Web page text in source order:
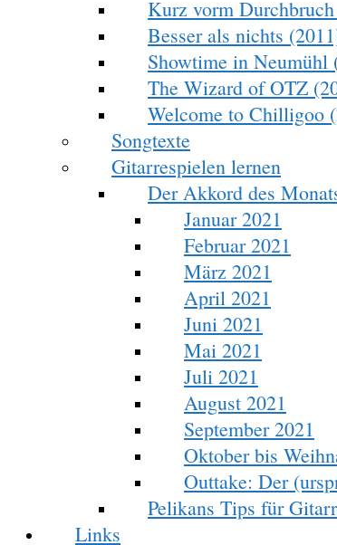
Kurz vorm
Besser als nichts
Showtime in Neumühl
The Wizard of OTZ
Welcome to Chilligoo
Songtexte
Gitarrespielen lernen
Der Akkord des
Januar 2021
Februar 2021
März 2021
April 2021
Juni 2021
Mai 2021
Juli 2021
August 2021
September 2021
Oktober bis
Outtake: Der
Pelikans Tips für
Links